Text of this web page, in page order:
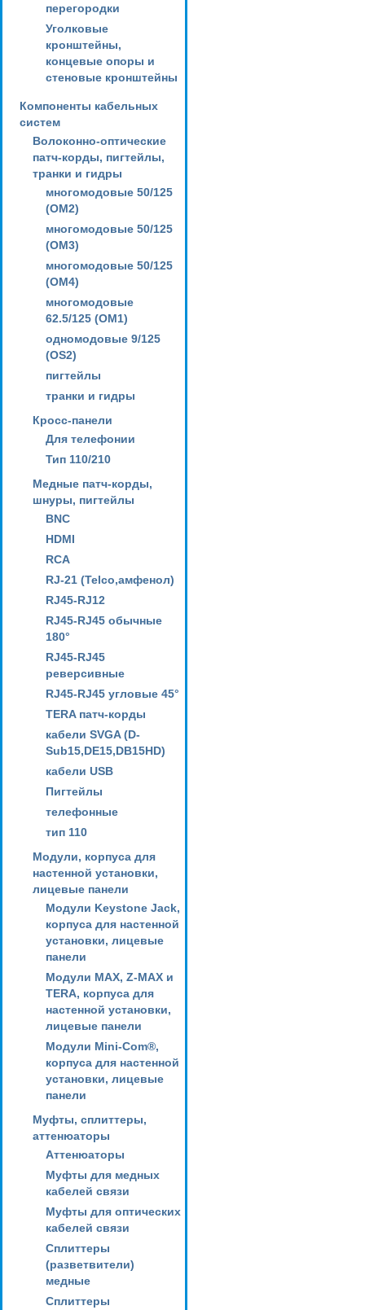
перегородки
Уголковые
кронштейны,
концевые опоры и
стеновые кронштейны
Компоненты кабельных
систем
Волоконно-оптические
патч-корды, пигтейлы,
транки и гидры
многомодовые 50/125
(OM2)
многомодовые 50/125
(OM3)
многомодовые 50/125
(OM4)
многомодовые
62.5/125 (OM1)
одномодовые 9/125
(OS2)
пигтейлы
транки и гидры
Кросс-панели
Для телефонии
Тип 110/210
Медные патч-корды,
шнуры, пигтейлы
BNC
HDMI
RCA
RJ-21 (Telco,амфенол)
RJ45-RJ12
RJ45-RJ45 обычные
180°
RJ45-RJ45
реверсивные
RJ45-RJ45 угловые 45°
TERA патч-корды
кабели SVGA (D-
Sub15,DE15,DB15HD)
кабели USB
Пигтейлы
телефонные
тип 110
Модули, корпуса для
настенной установки,
лицевые панели
Модули Keystone Jack,
корпуса для настенной
установки, лицевые
панели
Модули MAX, Z-MAX и
TERA, корпуса для
настенной установки,
лицевые панели
Модули Mini-Com®,
корпуса для настенной
установки, лицевые
панели
Муфты, сплиттеры,
аттенюаторы
Аттенюаторы
Муфты для медных
кабелей связи
Муфты для оптических
кабелей связи
Сплиттеры
(разветвители)
медные
Сплиттеры